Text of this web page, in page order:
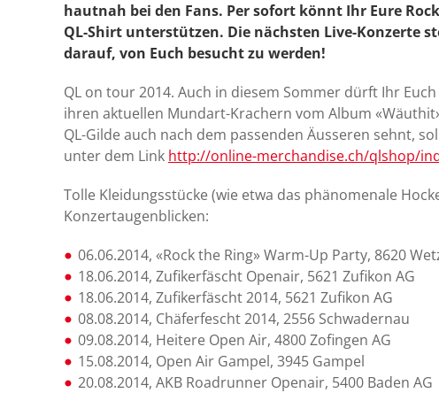
hautnah bei den Fans. Per sofort könnt Ihr Eure
QL-Shirt unterstützen. Die nächsten Live-Konzerte
darauf, von Euch besucht zu werden!
QL on tour 2014. Auch in diesem Sommer dürft Ihr
ihren aktuellen Mundart-Krachern vom Album
QL-Gilde auch nach dem passenden Äusseren sehnt,
unter dem Link http://online-merchandise.ch/qlshop/
Tolle Kleidungsstücke (wie etwa das phänomenale
Konzertaugenblicken:
06.06.2014, «Rock the Ring» Warm-Up Party, 8620
18.06.2014, Zufikerfäscht Openair, 5621 Zufikon AG
18.06.2014, Zufikerfäscht 2014, 5621 Zufikon AG
08.08.2014, Chäferfescht 2014, 2556 Schwadernau
09.08.2014, Heitere Open Air, 4800 Zofingen AG
15.08.2014, Open Air Gampel, 3945 Gampel
20.08.2014, AKB Roadrunner Openair, 5400 Baden AG